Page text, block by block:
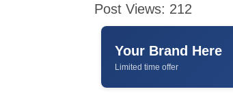
Post Views: 212
Your Brand Here
Limited time offer